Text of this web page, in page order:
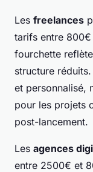
Les freelances
tarifs entre
fourchette
structure
et personnalisé,
pour les projets
post-lancement.
Les agences
entre 2500€ et